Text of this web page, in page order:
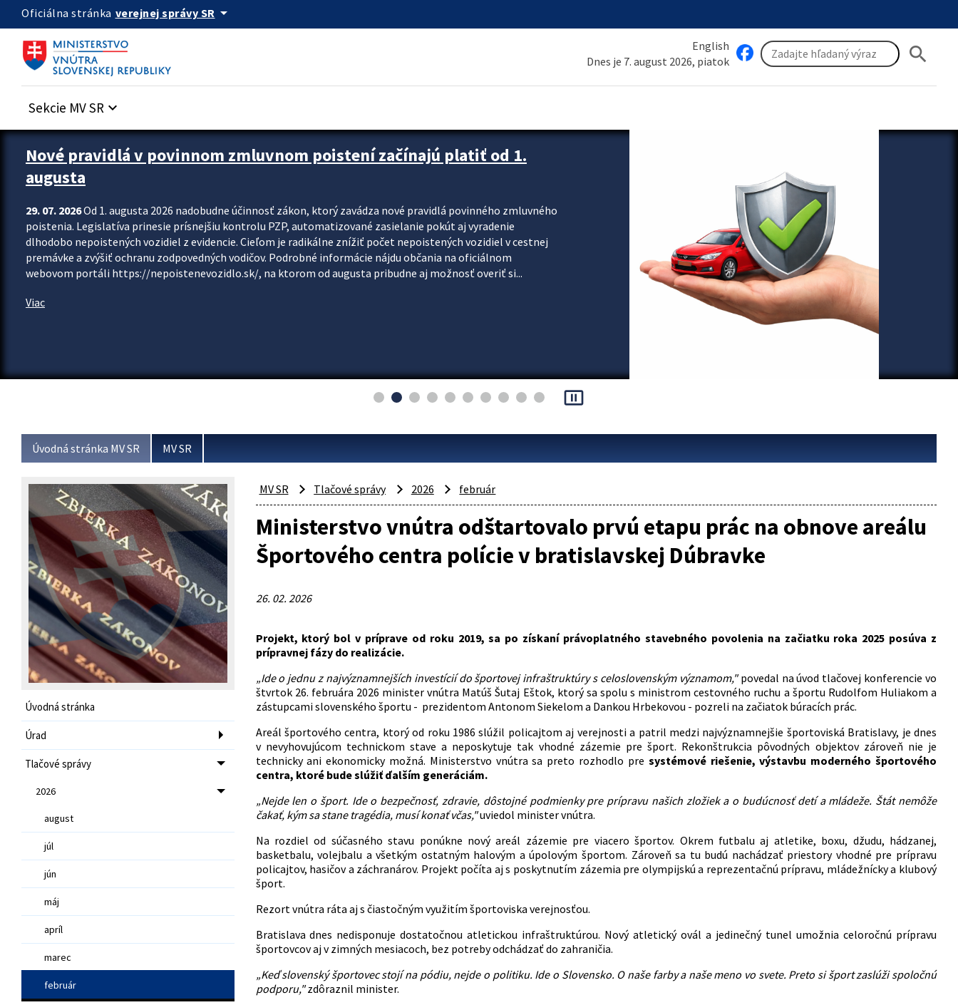
Preskocit na hlavný obsah
Oficiálna stránka verejnej správy SR arrow_drop_down
English
Dnes je 7. august 2026, piatok
search
Sekcie MV SR keyboard_arrow_down
Zastavit automatický posun upútavok
Nové pravidlá v povinnom zmluvnom poistení začínajú platiť od 1.
augusta
29. 07. 2026Od 1. augusta 2026 nadobudne účinnosť zákon, ktorý zavádza nové pravidlá povinného zmluvného
poistenia. Legislatíva prinesie prísnejšiu kontrolu PZP, automatizované zasielanie pokút aj vyradenie
dlhodobo nepoistených vozidiel z evidencie. Cieľom je radikálne znížiť počet nepoistených vozidiel v cestnej
premávke a zvýšiť ochranu zodpovedných vodičov. Podrobné informácie nájdu občania na oficiálnom
webovom portáli https://nepoistenevozidlo.sk/, na ktorom od augusta pribudne aj možnosť overiť si...
Viac
pause_presentation
Úvodná stránka MV SR MV SR
Úvodná stránka
Úrad
Tlačové správy
2026
august
júl
jún
máj
apríl
marec
február
MV SR Tlačové správy 2026 február
Ministerstvo vnútra odštartovalo prvú etapu prác na obnove areálu
Športového centra polície v bratislavskej Dúbravke
26. 02. 2026
Projekt, ktorý bol v príprave od roku 2019, sa po získaní právoplatného stavebného povolenia na začiatku roka 2025 posúva z
prípravnej fázy do realizácie.
„Ide o jednu z najvýznamnejších investícií do športovej infraštruktúry s celoslovenským významom," povedal na úvod tlačovej konferencie vo
štvrtok 26. februára 2026 minister vnútra Matúš Šutaj Eštok, ktorý sa spolu s ministrom cestovného ruchu a športu Rudolfom Huliakom a
zástupcami slovenského športu - prezidentom Antonom Siekelom a Dankou Hrbekovou - pozreli na začiatok búracích prác.
Areál športového centra, ktorý od roku 1986 slúžil policajtom aj verejnosti a patril medzi najvýznamnejšie športoviská Bratislavy, je dnes
v nevyhovujúcom technickom stave a neposkytuje tak vhodné zázemie pre šport. Rekonštrukcia pôvodných objektov zároveň nie je
technicky ani ekonomicky možná. Ministerstvo vnútra sa preto rozhodlo pre systémové riešenie, výstavbu moderného športového
centra, ktoré bude slúžiť ďalším generáciám.
„Nejde len o šport. Ide o bezpečnosť, zdravie, dôstojné podmienky pre prípravu našich zložiek a o budúcnosť detí a mládeže. Štát nemôže
čakať, kým sa stane tragédia, musí konať včas,"uviedol minister vnútra.
Na rozdiel od súčasného stavu ponúkne nový areál zázemie pre viacero športov. Okrem futbalu aj atletike, boxu, džudu, hádzanej,
basketbalu, volejbalu a všetkým ostatným halovým a úpolovým športom. Zároveň sa tu budú nachádzať priestory vhodné pre prípravu
policajtov, hasičov a záchranárov. Projekt počíta aj s poskytnutím zázemia pre olympijskú a reprezentačnú prípravu, mládežnícky a klubový
šport.
Rezort vnútra ráta aj s čiastočným využitím športoviska verejnosťou.
Bratislava dnes nedisponuje dostatočnou atletickou infraštruktúrou. Nový atletický ovál a jedinečný tunel umožnia celoročnú prípravu
športovcov aj v zimných mesiacoch, bez potreby odchádzať do zahraničia.
„Keď slovenský športovec stojí na pódiu, nejde o politiku. Ide o Slovensko. O naše farby a naše meno vo svete. Preto si šport zaslúži spoločnú
podporu,"zdôraznil minister.